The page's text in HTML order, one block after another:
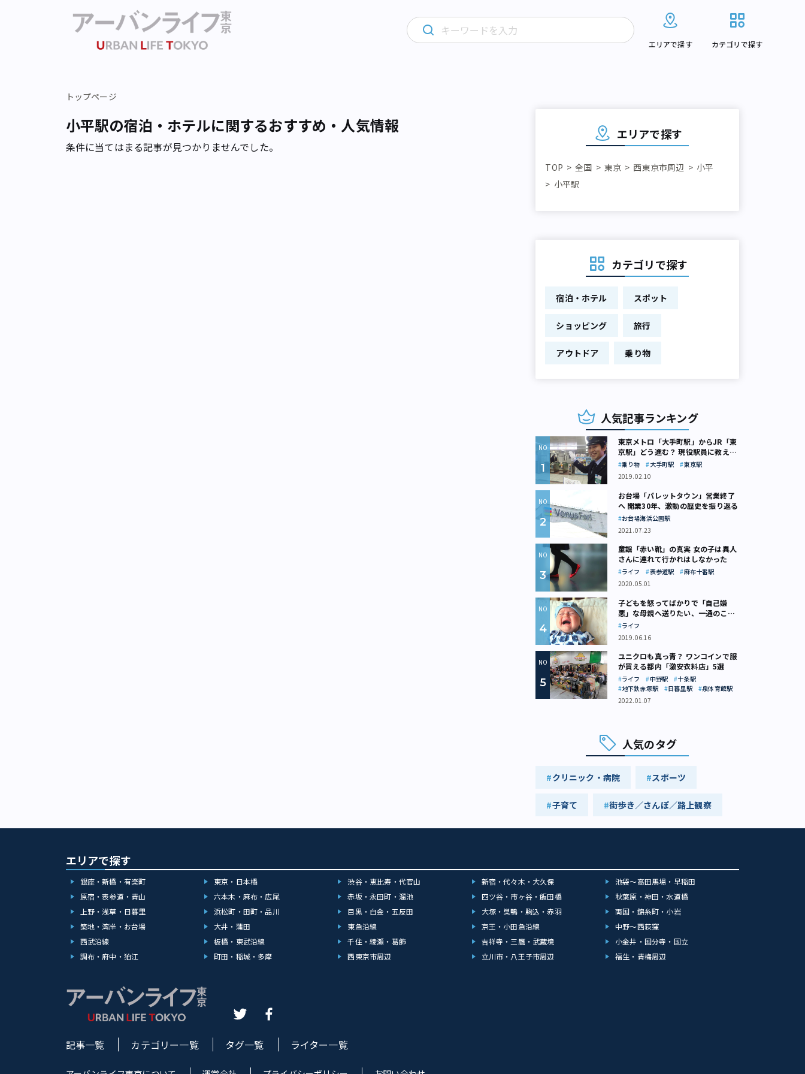
エリアで探す カテゴリで探す
トップページ
小平駅の宿泊・ホテルに関するおすすめ・人気情報
条件に当てはまる記事が見つかりませんでした。
エリアで探す
TOP 全国 東京 西東京市周辺
小平
小平駅
カテゴリで探す
宿泊・ホテル スポット
ショッピング 旅行
アウトドア 乗り物
人気記事ランキング
東京メトロ「大手町駅」からJR「東
京駅」どう進む？ 現役駅員に教えて
もらいました
乗り物 大手町駅
東京駅
2019.02.10
お台場「パレットタウン」営業終了
へ 開業30年、激動の歴史を振り返る
お台場海浜公園駅
2021.07.23
童謡「赤い靴」の真実 女の子は異人
さんに連れて行かれはしなかった
ライフ 表参道駅
麻布十番駅
2020.05.01
子どもを怒ってばかりで「自己嫌
悪」な母親へ送りたい、一通のここ
ろの処方箋
ライフ
2019.06.16
ユニクロも真っ青？ ワンコインで服
が買える都内「激安衣料店」5選
ライフ 中野駅
十条駅
地下鉄赤塚駅
日暮里駅
泉体育館駅
2022.01.07
人気のタグ
クリニック・病院 スポーツ
子育て 街歩き／さんぽ／路上観察
エリアで探す
銀座・新橋・有楽町 東京・日本橋 渋谷・恵比寿・代官山 新宿・代々木・大久保
池袋～高田馬場・早稲田
原宿・表参道・青山
六本木・麻布・広尾 赤坂・永田町・溜池 四ツ谷・市ヶ谷・飯田橋
秋葉原・神田・水道橋
上野・浅草・日暮里
浜松町・田町・品川 目黒・白金・五反田 大塚・巣鴨・駒込・赤羽
両国・錦糸町・小岩
築地・湾岸・お台場
大井・蒲田 東急沿線 京王・小田急沿線
中野～西荻窪
西武沿線
板橋・東武沿線 千住・綾瀬・葛飾 吉祥寺・三鷹・武蔵境
小金井・国分寺・国立
調布・府中・狛江
町田・稲城・多摩 西東京市周辺 立川市・八王子市周辺 福生・青梅周辺
記事一覧 カテゴリー一覧 タグ一覧 ライター一覧